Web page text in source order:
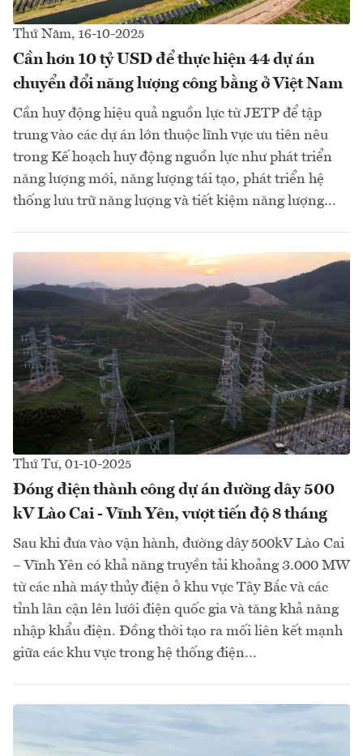
Thứ Năm, 16-10-2025
Cần hơn 10 tỷ USD để thực hiện 44 dự án
chuyển đổi năng lượng công bằng ở Việt Nam
Cần huy động hiệu quả nguồn lực từ JETP để tập
trung vào các dự án lớn thuộc lĩnh vực ưu tiên nêu
trong Kế hoạch huy động nguồn lực như phát triển
năng lượng mới, năng lượng tái tạo, phát triển hệ
thống lưu trữ năng lượng và tiết kiệm năng lượng...
Thứ Tư, 01-10-2025
Đóng điện thành công dự án đường dây 500
kV Lào Cai - Vĩnh Yên, vượt tiến độ 8 tháng
Sau khi đưa vào vận hành, đường dây 500kV Lào Cai
– Vĩnh Yên có khả năng truyền tải khoảng 3.000 MW
từ các nhà máy thủy điện ở khu vực Tây Bắc và các
tỉnh lân cận lên lưới điện quốc gia và tăng khả năng
nhập khẩu điện. Đồng thời tạo ra mối liên kết mạnh
giữa các khu vực trong hệ thống điện…